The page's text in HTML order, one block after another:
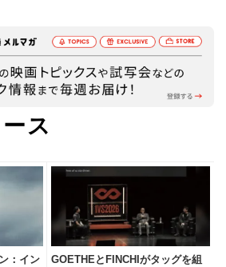
ス
：イン
GOETHEとFINCHIがタッグを組